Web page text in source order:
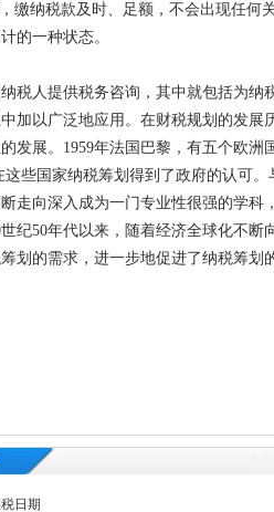
缴纳税款及时、足额，不会出现任何
的一种状态。
税人提供税务咨询，其中就包括为纳
加以广泛地应用。在财税规划的发展
发展。1959年法国巴黎，有五个欧洲
些国家纳税筹划得到了政府的认可。
走向深入成为一门专业性很强的学科
纪50年代以来，随着经济全球化不断
划的需求，进一步地促进了纳税筹划
日期